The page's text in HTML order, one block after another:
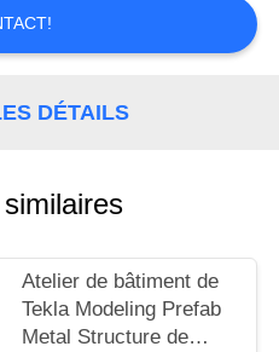
DÉTAILS
Atelier de bâtiment de
Tekla Modeling Prefab
Metal Structure de